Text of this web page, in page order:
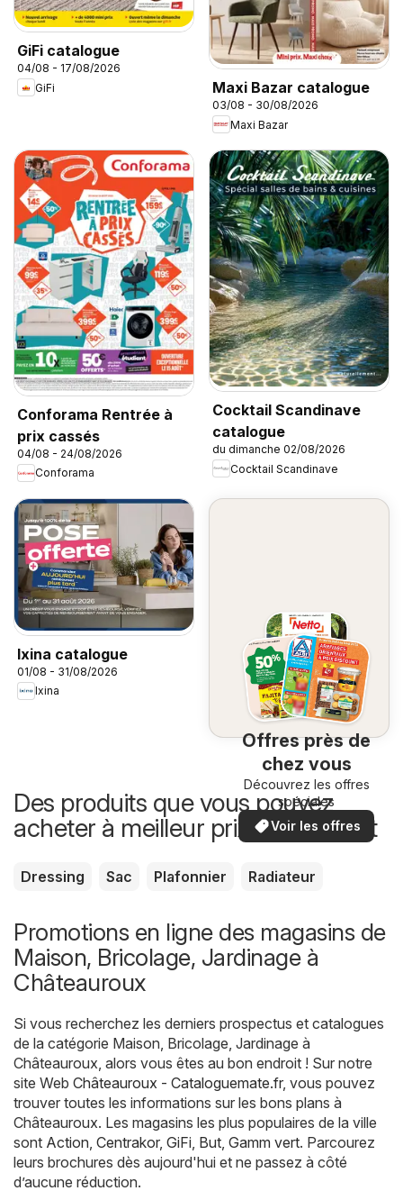
GiFi catalogue
04/08 - 17/08/2026
GiFi
Maxi Bazar catalogue
03/08 - 30/08/2026
Maxi Bazar
Conforama Rentrée à
prix cassés
04/08 - 24/08/2026
Conforama
Cocktail Scandinave
catalogue
du dimanche 02/08/2026
Cocktail Scandinave
Ixina catalogue
01/08 - 31/08/2026
Ixina
Offres près de
chez vous
Découvrez les offres
spéciales
Voir les offres
Des produits que vous pouvez
acheter à meilleur prix maintenant
Dressing Sac Plafonnier Radiateur
Promotions en ligne des magasins de
Maison, Bricolage, Jardinage à
Châteauroux
Si vous recherchez les derniers prospectus et catalogues
de la catégorie Maison, Bricolage, Jardinage à
Châteauroux, alors vous êtes au bon endroit ! Sur notre
site Web Châteauroux - Cataloguemate.fr, vous pouvez
trouver toutes les informations sur les bons plans à
Châteauroux. Les magasins les plus populaires de la ville
sont Action Centrakor, GiFi But Gamm vert. Parcourez
leurs brochures dès aujourd'hui et ne passez à côté
d’aucune réduction.